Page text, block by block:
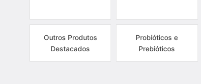
Outros Produtos
Destacados
Probióticos e
Prebióticos